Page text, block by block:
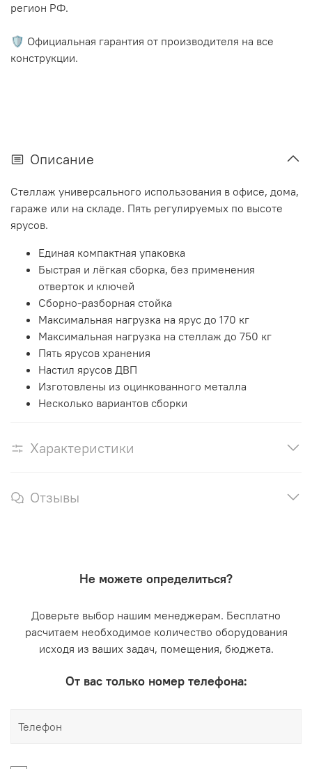
регион РФ.
🛡️ Официальная гарантия от производителя на все
конструкции.
Описание
Стеллаж универсального использования в офисе, дома,
гараже или на складе. Пять регулируемых по высоте
ярусов.
Единая компактная упаковка
Быстрая и лёгкая сборка, без применения
отверток и ключей
Сборно-разборная стойка
Максимальная нагрузка на ярус до 170 кг
Максимальная нагрузка на стеллаж до 750 кг
Пять ярусов хранения
Настил ярусов ДВП
Изготовлены из оцинкованного металла
Несколько вариантов сборки
Характеристики
Отзывы
Не можете определиться?
Доверьте выбор нашим менеджерам. Бесплатно
расчитаем необходимое количество оборудования
исходя из ваших задач, помещения, бюджета.
От вас только номер телефона: